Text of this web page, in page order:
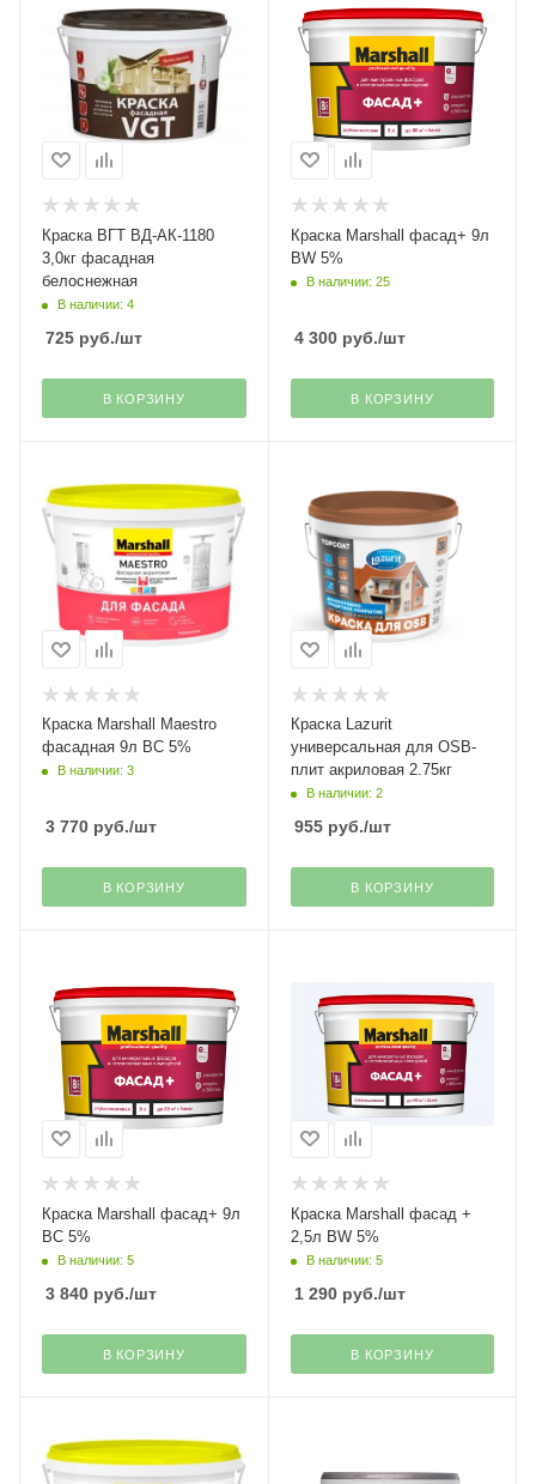
Краска ВГТ ВД-АК-1180
3,0кг фасадная
белоснежная
В наличии: 4
725 руб./шт
В КОРЗИНУ
Краска Marshall фасад+ 9л
BW 5%
В наличии: 25
4 300руб./шт
В КОРЗИНУ
Краска Marshall Maestro
фасадная 9л BC 5%
В наличии: 3
3 770 руб./шт
В КОРЗИНУ
Краска Lazurit
универсальная для OSB-
плит акриловая 2.75кг
В наличии: 2
955руб./шт
В КОРЗИНУ
Краска Marshall фасад+ 9л
BС 5%
В наличии: 5
3 840 руб./шт
В КОРЗИНУ
Краска Marshall фасад +
2,5л BW 5%
В наличии: 5
1 290руб./шт
В КОРЗИНУ